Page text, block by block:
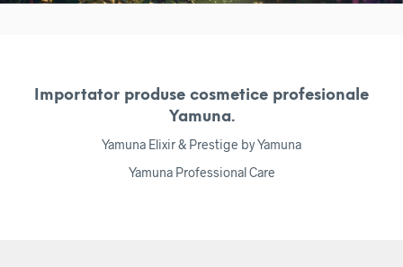
Importator produse cosmetice profesionale
Yamuna.
Yamuna Elixir & Prestige by Yamuna
Yamuna Professional Care